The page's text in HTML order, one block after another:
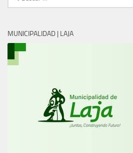
MUNICIPALIDAD | LAJA